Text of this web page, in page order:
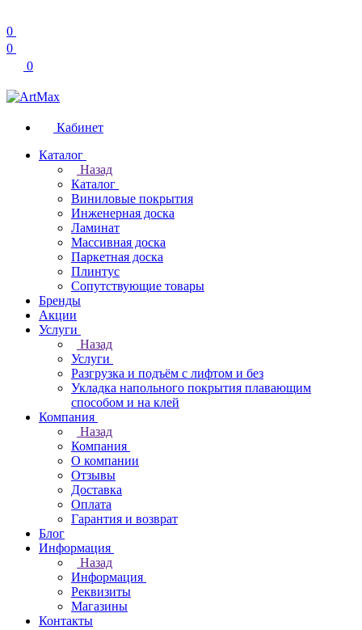
0
0
0
Кабинет
Каталог
Назад
Каталог
Виниловые покрытия
Инженерная доска
Ламинат
Массивная доска
Паркетная доска
Плинтус
Сопутствующие товары
Бренды
Акции
Услуги
Назад
Услуги
Разгрузка и подъём с лифтом и без
Укладка напольного покрытия плавающим
способом и на клей
Компания
Назад
Компания
О компании
Отзывы
Доставка
Оплата
Гарантия и возврат
Блог
Информация
Назад
Информация
Реквизиты
Магазины
Контакты